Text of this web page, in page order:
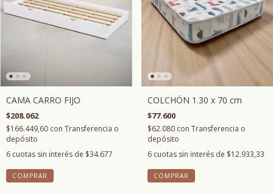
CAMA CARRO FIJO
$208.062
$166.449,60 con Transferencia o
depósito
6 cuotas sin interés de $34.677
COMPRAR
COLCHÓN 1.30 x 70 cm
$77.600
$62.080 con Transferencia o
depósito
6 cuotas sin interés de $12.933,33
COMPRAR